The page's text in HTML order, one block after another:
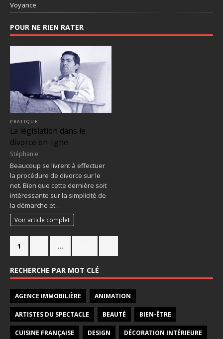
Voyance
POUR NE RIEN RATER
PRATIQUE
La législation dans le
divorce en ligne
Stéphanie
Beaucoup se livrent à effectuer
la procédure de divorce sur le
net. Bien que cette dernière soit
intéressante sur la simplicité de
la démarche et…
Voir article complet
1 …
RECHERCHE PAR MOT CLÉ
AGENCE IMMOBILIÈRE ANIMATION
ARTISTES DU SPECTACLE BEAUTÉ BIEN-ÊTRE
CUISINE FRANÇAISE DESIGN DÉCORATION INTÉRIEURE